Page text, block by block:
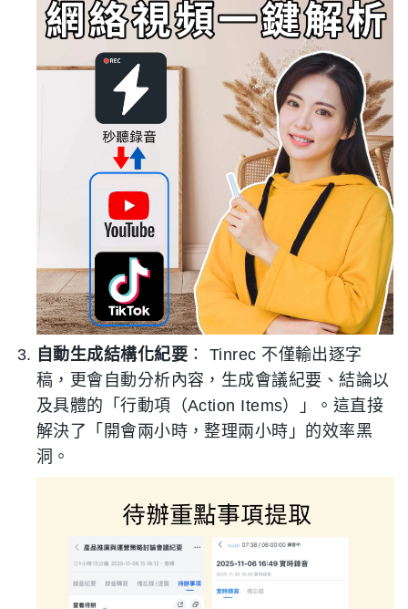
自動生成結構化紀要 ： Tinrec 不僅輸出逐字
稿，更會自動分析內容，生成會議紀要、結論以
及具體的「行動項（Action Items）」。這直接
解決了「開會兩小時，整理兩小時」的效率黑
洞。